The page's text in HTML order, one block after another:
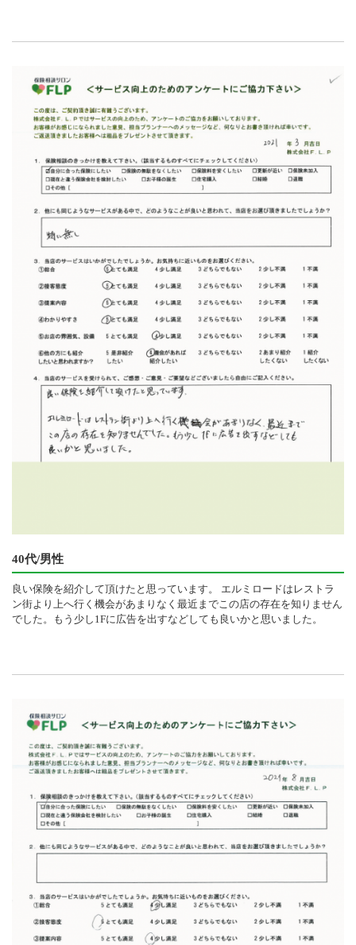
40代/男性
良い保険を紹介して頂けたと思っています。 エルミロードはレストラ
ン街より上へ行く機会があまりなく最近までこの店の存在を知りません
でした。もう少し1Fに広告を出すなどしても良いかと思いました。